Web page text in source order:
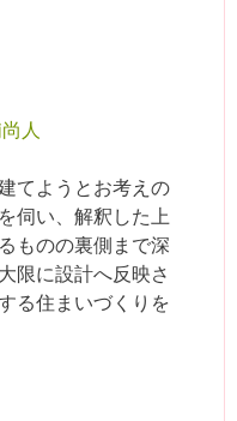
人
てようとお考えの
伺い、解釈した上
ものの裏側まで深
限に設計へ反映さ
る住まいづくりを